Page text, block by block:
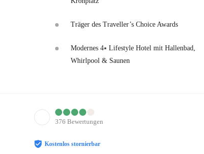
Träger des Traveller’s Choice Awards
Modernes 4⭑ Lifestyle Hotel mit Hallenbad,
Whirlpool & Saunen
376 Bewertungen
Kostenlos stornierbar